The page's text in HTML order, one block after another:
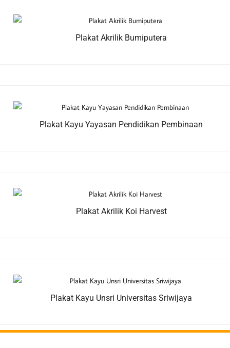
Plakat Akrilik Bumiputera
Plakat Kayu Yayasan Pendidikan Pembinaan
Plakat Akrilik Koi Harvest
Plakat Kayu Unsri Universitas Sriwijaya